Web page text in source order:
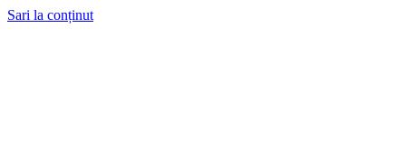
Sari la conținut